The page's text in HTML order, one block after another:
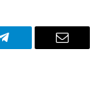
Telegram Email